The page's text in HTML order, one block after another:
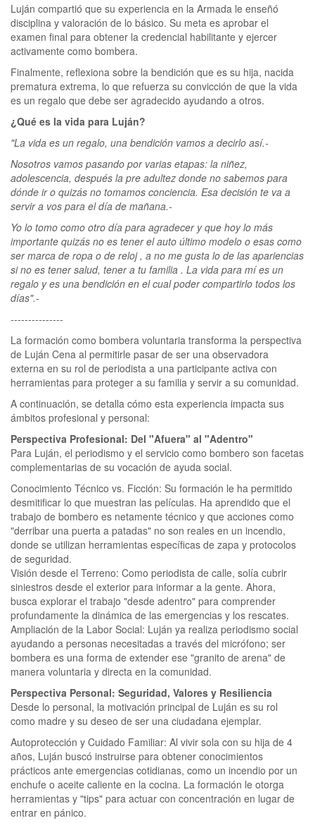
Luján compartió que su experiencia en la Armada le enseñó
disciplina y valoración de lo básico. Su meta es aprobar el
examen final para obtener la credencial habilitante y ejercer
activamente como bombera.
Finalmente, reflexiona sobre la bendición que es su hija, nacida
prematura extrema, lo que refuerza su convicción de que la vida
es un regalo que debe ser agradecido ayudando a otros.
¿Qué es la vida para Luján?
"La vida es un regalo, una bendición vamos a decirlo así.-
Nosotros vamos pasando por varias etapas: la niñez,
adolescencia, después la pre adultez donde no sabemos para
dónde ir o quizás no tomamos conciencia. Esa decisión te va a
servir a vos para el día de mañana.-
Yo lo tomo como otro día para agradecer y que hoy lo más
importante quizás no es tener el auto último modelo o esas como
ser marca de ropa o de reloj , a no me gusta lo de las apariencias
si no es tener salud, tener a tu familia . La vida para mí es un
regalo y es una bendición en el cual poder compartirlo todos los
días".-
---------------
La formación como bombera voluntaria transforma la perspectiva
de Luján Cena al permitirle pasar de ser una observadora
externa en su rol de periodista a una participante activa con
herramientas para proteger a su familia y servir a su comunidad.
A continuación, se detalla cómo esta experiencia impacta sus
ámbitos profesional y personal:
Perspectiva Profesional: Del "Afuera" al "Adentro"
Para Luján, el periodismo y el servicio como bombero son facetas
complementarias de su vocación de ayuda social.
Conocimiento Técnico vs. Ficción: Su formación le ha permitido
desmitificar lo que muestran las películas. Ha aprendido que el
trabajo de bombero es netamente técnico y que acciones como
"derribar una puerta a patadas" no son reales en un incendio,
donde se utilizan herramientas específicas de zapa y protocolos
de seguridad.
Visión desde el Terreno: Como periodista de calle, solía cubrir
siniestros desde el exterior para informar a la gente. Ahora,
busca explorar el trabajo "desde adentro" para comprender
profundamente la dinámica de las emergencias y los rescates.
Ampliación de la Labor Social: Luján ya realiza periodismo social
ayudando a personas necesitadas a través del micrófono; ser
bombera es una forma de extender ese "granito de arena" de
manera voluntaria y directa en la comunidad.
Perspectiva Personal: Seguridad, Valores y Resiliencia
Desde lo personal, la motivación principal de Luján es su rol
como madre y su deseo de ser una ciudadana ejemplar.
Autoprotección y Cuidado Familiar: Al vivir sola con su hija de 4
años, Luján buscó instruirse para obtener conocimientos
prácticos ante emergencias cotidianas, como un incendio por un
enchufe o aceite caliente en la cocina. La formación le otorga
herramientas y "tips" para actuar con concentración en lugar de
entrar en pánico.